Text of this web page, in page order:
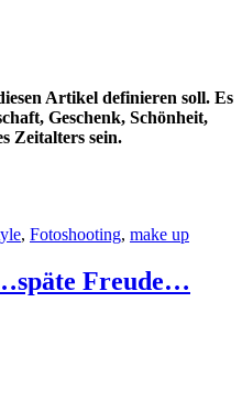
Artikel definieren soll. Es
Geschenk, Schönheit,
Zeitalters sein.
, Fotoshooting, make up
Freude…